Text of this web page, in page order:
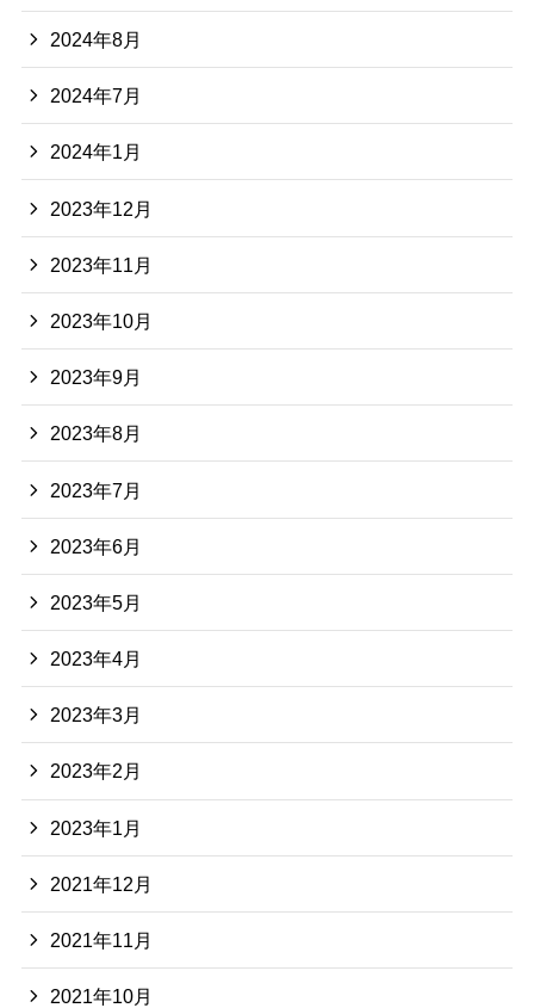
2024年8月
2024年7月
2024年1月
2023年12月
2023年11月
2023年10月
2023年9月
2023年8月
2023年7月
2023年6月
2023年5月
2023年4月
2023年3月
2023年2月
2023年1月
2021年12月
2021年11月
2021年10月